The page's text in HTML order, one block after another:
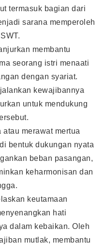
termasuk bagian dari
sarana memperoleh
membantu
seorang istri menaati
dengan syariat.
kewajibannya
untuk mendukung
merawat mertua
bentuk dukungan nyata
beban pasangan,
keharmonisan dan
keutamaan
hati
dalam kebaikan. Oleh
mutlak, membantu